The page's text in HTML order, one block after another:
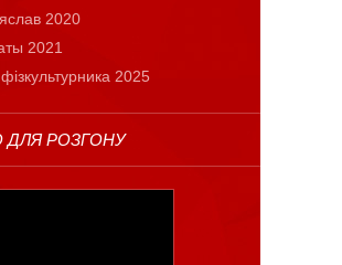
2020
2021
2025
ДЛЯ РОЗГОНУ